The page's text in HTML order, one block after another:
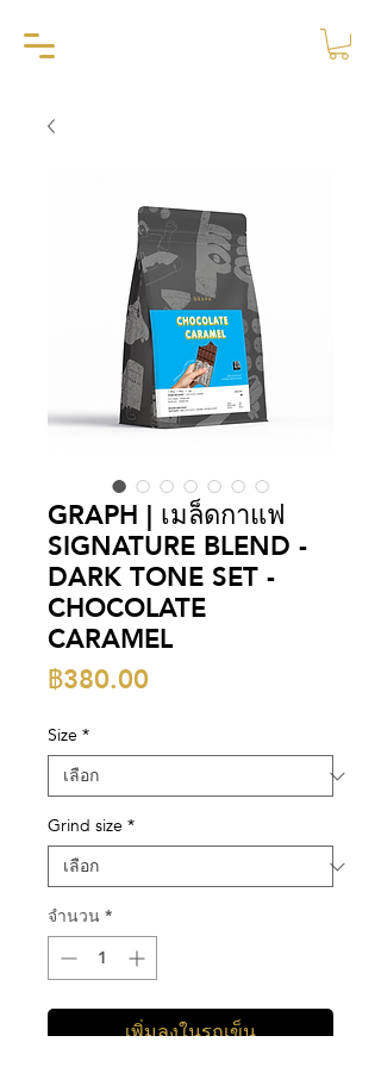
GRAPH | เมล็ดกาแฟ
SIGNATURE BLEND -
DARK TONE SET -
CHOCOLATE
CARAMEL
฿380.00
Size *
Grind size *
จำนวน *
เพิ่มลงในรถเข็น